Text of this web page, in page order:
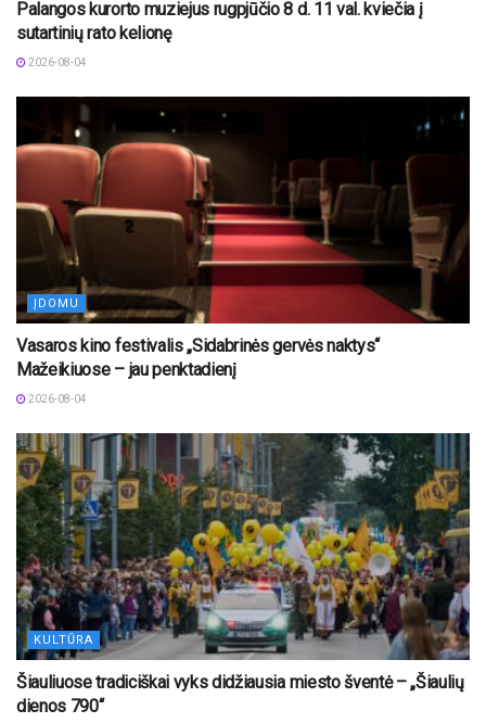
Palangos kurorto muziejus rugpjūčio 8 d. 11 val. kviečia į
sutartinių rato kelionę
2026-08-04
ĮDOMU
Vasaros kino festivalis „Sidabrinės gervės naktys“
Mažeikiuose – jau penktadienį
2026-08-04
KULTŪRA
Šiauliuose tradiciškai vyks didžiausia miesto šventė – „Šiaulių
dienos 790“